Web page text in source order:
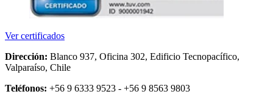
Ver certificados
Dirección: Blanco 937, Oficina 302, Edificio Tecnopacífico,
Valparaíso, Chile
Teléfonos: +56 9 6333 9523 - +56 9 8563 9803